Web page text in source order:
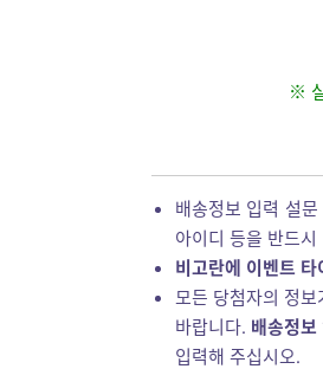
※
배송정보 입력 설
아이디 등을 반드
비고란에 이벤트
모든 당첨자의 정
바랍니다. 배송정
입력해 주십시오.